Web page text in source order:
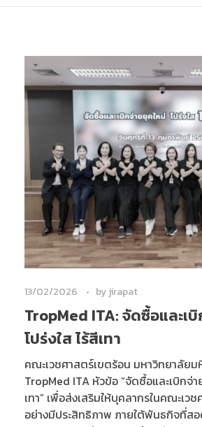
13/02/2026 byjirapat
TropMed ITA: จัดซื้อและเ
โปร่งใส ไร้สีเทา
คณะเวชศาสตร์เขตร้อน มหาวิทยาลัย
TropMed ITA หัวข้อ “จัดซื้อและเบิกจ่า
เทา” เพื่อส่งเสริมให้บุคลากรในคณะเว
อย่างมีประสิทธิภาพ ภายใต้พันธกิจที่ส